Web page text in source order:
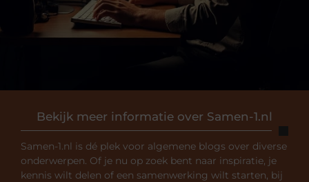
Bekijk meer informatie over Samen-1.nl
Samen-1.nl is dé plek voor algemene blogs over diverse
onderwerpen. Of je nu op zoek bent naar inspiratie, je
kennis wilt delen of een samenwerking wilt starten, bij